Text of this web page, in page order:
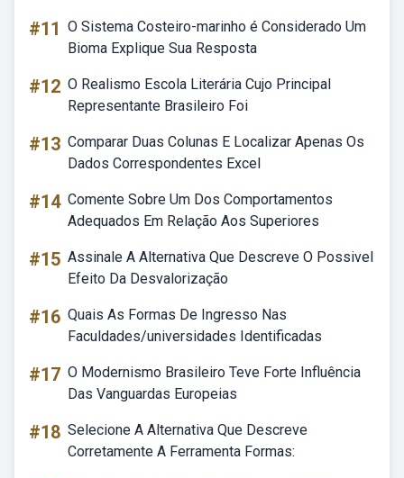
#11 O Sistema Costeiro-marinho é Considerado Um
Bioma Explique Sua Resposta
#12 O Realismo Escola Literária Cujo Principal
Representante Brasileiro Foi
#13 Comparar Duas Colunas E Localizar Apenas Os
Dados Correspondentes Excel
#14 Comente Sobre Um Dos Comportamentos
Adequados Em Relação Aos Superiores
#15 Assinale A Alternativa Que Descreve O Possivel
Efeito Da Desvalorização
#16 Quais As Formas De Ingresso Nas
Faculdades/universidades Identificadas
#17 O Modernismo Brasileiro Teve Forte Influência
Das Vanguardas Europeias
#18 Selecione A Alternativa Que Descreve
Corretamente A Ferramenta Formas: